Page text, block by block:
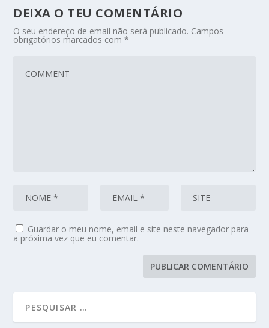
DEIXA O TEU COMENTÁRIO
O seu endereço de email não será publicado. Campos
obrigatórios marcados com*
Guardar o meu nome, email e site neste navegador para
a próxima vez que eu comentar.